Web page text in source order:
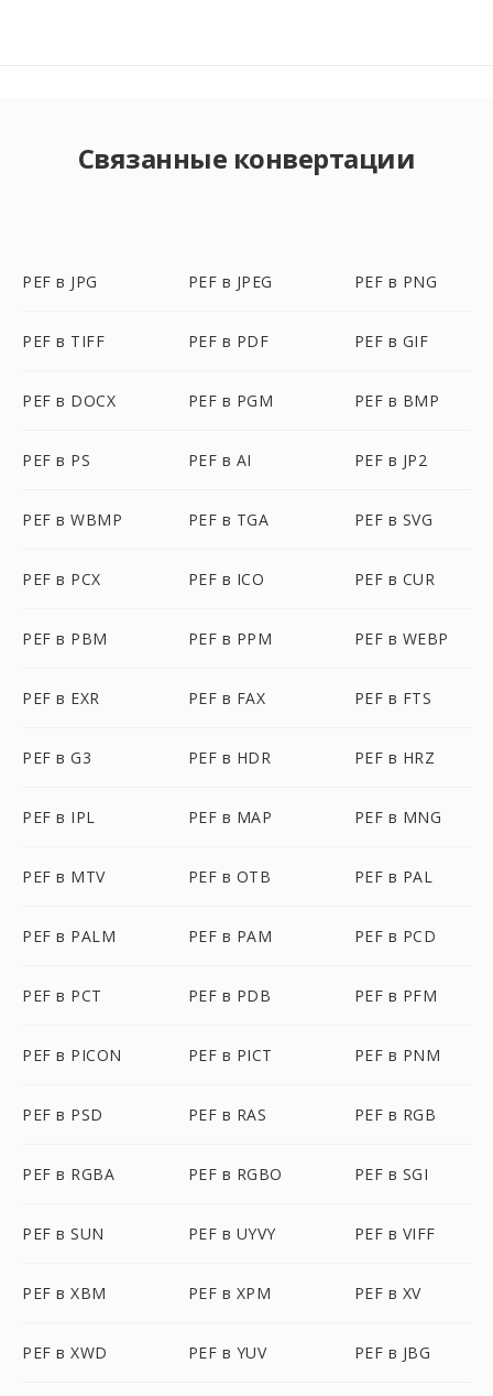
Связанные конвертации
PEF в JPG PEF в JPEG PEF в PNG
PEF в TIFF PEF в PDF PEF в GIF
PEF в DOCX PEF в PGM PEF в BMP
PEF в PS PEF в AI PEF в JP2
PEF в WBMP PEF в TGA PEF в SVG
PEF в PCX PEF в ICO PEF в CUR
PEF в PBM PEF в PPM PEF в WEBP
PEF в EXR PEF в FAX PEF в FTS
PEF в G3 PEF в HDR PEF в HRZ
PEF в IPL PEF в MAP PEF в MNG
PEF в MTV PEF в OTB PEF в PAL
PEF в PALM PEF в PAM PEF в PCD
PEF в PCT PEF в PDB PEF в PFM
PEF в PICON PEF в PICT PEF в PNM
PEF в PSD PEF в RAS PEF в RGB
PEF в RGBA PEF в RGBO PEF в SGI
PEF в SUN PEF в UYVY PEF в VIFF
PEF в XBM PEF в XPM PEF в XV
PEF в XWD PEF в YUV PEF в JBG